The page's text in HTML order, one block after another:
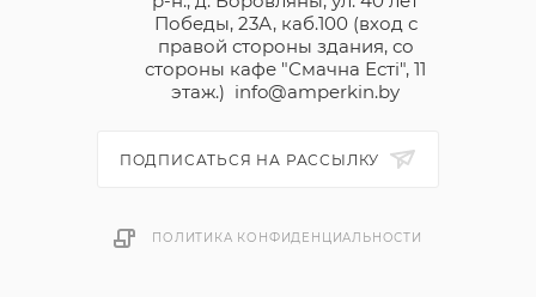
Победы, 23А, каб.100 (вход с
правой стороны здания, со
стороны кафе "Смачна Естi", 11
этаж.) info@amperkin.by
ПОДПИСАТЬСЯ НА РАССЫЛКУ
ПОЛИТИКА КОНФИДЕНЦИАЛЬНОСТИ